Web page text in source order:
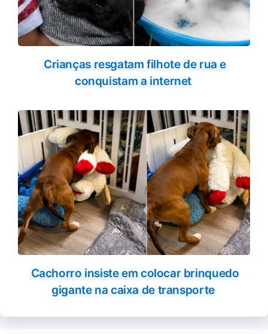
Crianças resgatam filhote de rua e
conquistam a internet
Cachorro insiste em colocar brinquedo
gigante na caixa de transporte